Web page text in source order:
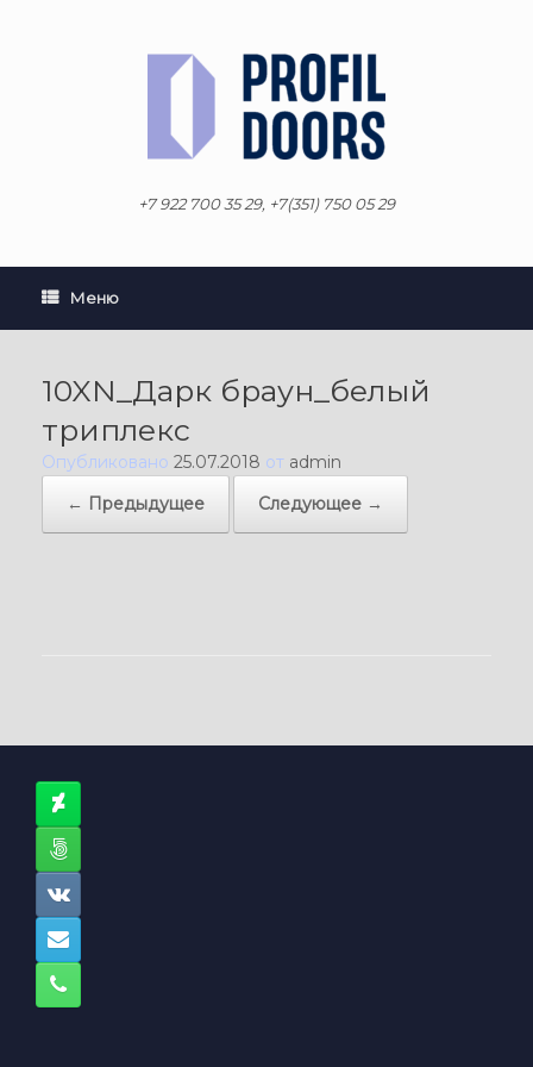
+7 922 700 35 29, +7(351) 750 05 29
Меню
10XN_Дарк браун_белый
триплекс
Опубликовано 25.07.2018 от admin
← Предыдущее
Следующее →